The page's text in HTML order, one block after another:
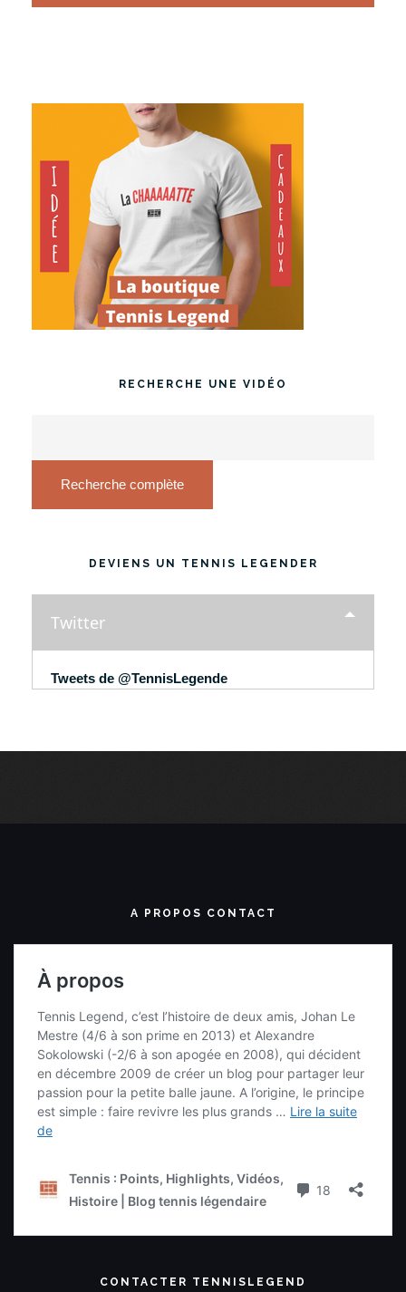
RECHERCHE UNE VIDÉO
Recherche complète
DEVIENS UN TENNIS LEGENDER
Twitter
Tweets de @TennisLegende
A PROPOS CONTACT
CONTACTER TENNISLEGEND